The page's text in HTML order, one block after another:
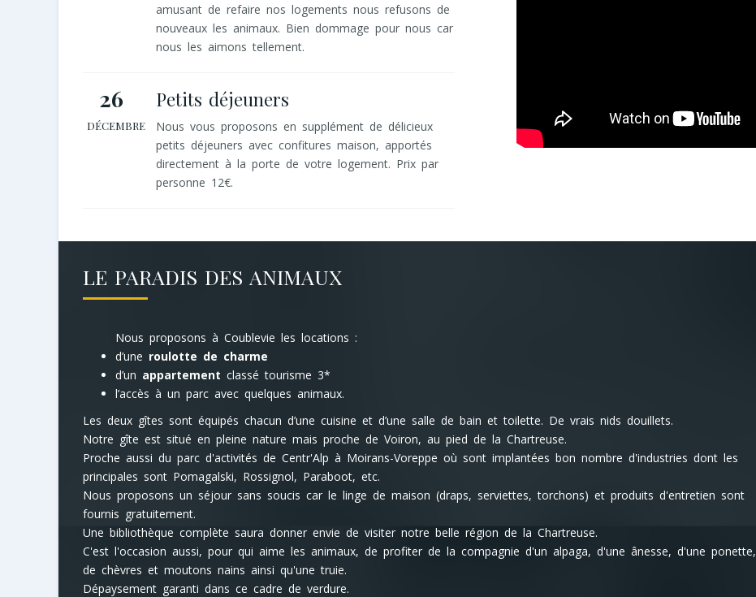
amusant de refaire nos logements nous refusons de
nouveaux les animaux. Bien dommage pour nous car
nous les aimons tellement.
26
DÉCEMBRE
Petits déjeuners
Nous vous proposons en supplément de délicieux
petits déjeuners avec confitures maison, apportés
directement à la porte de votre logement. Prix par
personne 12€.
LE PARADIS DES ANIMAUX
Nous proposons à Coublevie les locations :
d’une roulotte de charme
d’un appartement classé tourisme 3*
l’accès à un parc avec quelques animaux.
Les deux gîtes sont équipés chacun d’une cuisine et d’une salle de bain et toilette. De vrais nids douillets.
Notre gîte est situé en pleine nature mais proche de Voiron, au pied de la Chartreuse.
Proche aussi du parc d'activités de Centr'Alp à Moirans-Voreppe où sont implantées bon nombre d'industries dont les
principales sont Pomagalski, Rossignol, Paraboot, etc.
Nous proposons un séjour sans soucis car le linge de maison (draps, serviettes, torchons) et produits d'entretien sont
fournis gratuitement.
Une bibliothèque complète saura donner envie de visiter notre belle région de la Chartreuse.
C'est l'occasion aussi, pour qui aime les animaux, de profiter de la compagnie d'un alpaga, d'une ânesse, d'une ponette,
de chèvres et moutons nains ainsi qu'une truie.
Dépaysement garanti dans ce cadre de verdure.